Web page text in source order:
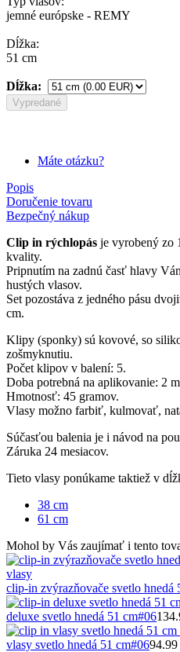
jemné európske - REMY
Dĺžka:
51 cm
Dĺžka:
Vypredané
Máte otázku?
Popis
Doručenie tovaru
Bezpečný nákup
Clip in rýchlopás je vyrobený zo
kvality.
Pripnutím na zadnú časť hlavy
hustých vlasov.
Set pozostáva z jedného pásu
cm.
Klipy (sponky) sú kovové, so
zošmyknutiu.
Počet klipov v balení: 5.
Doba potrebná na aplikovanie: 2
Hmotnosť: 45 gramov.
Vlasy možno farbiť, kulmovať,
Súčasťou balenia je i návod na
Záruka 24 mesiacov.
Tieto vlasy ponúkame taktiež v
38 cm
61 cm
Mohol by Vás zaujímať i tento
clip-in zvýrazňovače svetlo hnedá
deluxe svetlo hnedá 51 cm#06
vlasy svetlo hnedá 51 cm#0694.99